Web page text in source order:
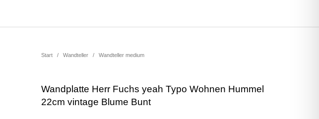
Taschen/Turnbeutel Tassen
Start / Wandteller / Wandteller medium
Wandplatte Herr Fuchs yeah Typo Wohnen Hummel
22cm vintage Blume Bunt